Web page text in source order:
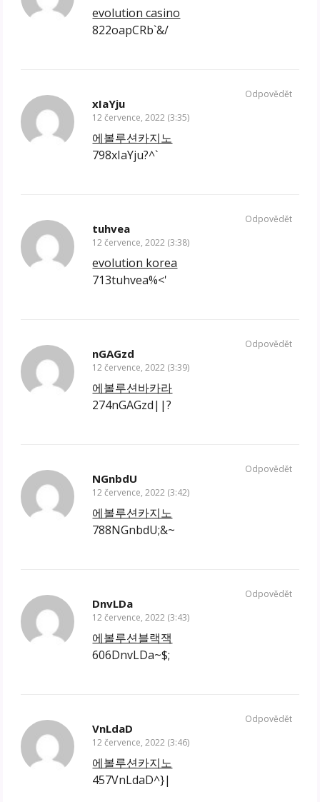
evolution casino
822oapCRb`&/
xIaYju
12 července, 2022 (3:35)
에볼루션카지노
798xIaYju?^`
Odpovědět
tuhvea
12 července, 2022 (3:38)
evolution korea
713tuhvea%<'
Odpovědět
nGAGzd
12 července, 2022 (3:39)
에볼루션바카라
274nGAGzd||?
Odpovědět
NGnbdU
12 července, 2022 (3:42)
에볼루션카지노
788NGnbdU;&~
Odpovědět
DnvLDa
12 července, 2022 (3:43)
에볼루션블랙잭
606DnvLDa~$;
Odpovědět
VnLdaD
12 července, 2022 (3:46)
에볼루션카지노
457VnLdaD^}|
Odpovědět